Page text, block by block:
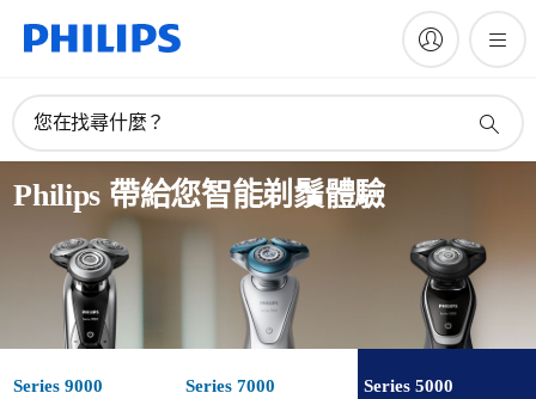
您在找尋什麼？
Philips 帶給您智能剃鬚體驗
Series 9000
Series 7000
Series 5000